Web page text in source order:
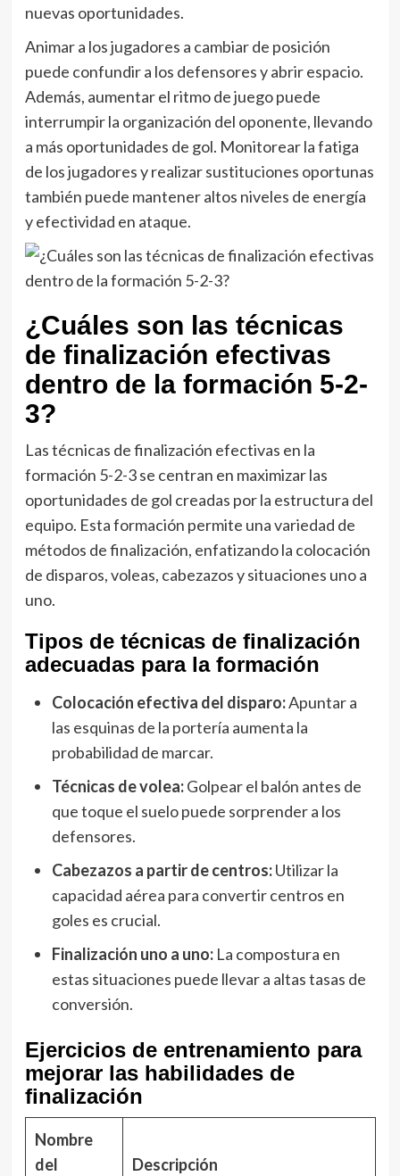
nuevas oportunidades.
Animar a los jugadores a cambiar de posición
puede confundir a los defensores y abrir espacio.
Además, aumentar el ritmo de juego puede
interrumpir la organización del oponente, llevando
a más oportunidades de gol. Monitorear la fatiga
de los jugadores y realizar sustituciones oportunas
también puede mantener altos niveles de energía
y efectividad en ataque.
¿Cuáles son las técnicas
de finalización efectivas
dentro de la formación 5-2-
3?
Las técnicas de finalización efectivas en la
formación 5-2-3 se centran en maximizar las
oportunidades de gol creadas por la estructura del
equipo. Esta formación permite una variedad de
métodos de finalización, enfatizando la colocación
de disparos, voleas, cabezazos y situaciones uno a
uno.
Tipos de técnicas de finalización
adecuadas para la formación
Colocación efectiva del disparo:Apuntar a
las esquinas de la portería aumenta la
probabilidad de marcar.
Técnicas de volea:Golpear el balón antes de
que toque el suelo puede sorprender a los
defensores.
Cabezazos a partir de centros:Utilizar la
capacidad aérea para convertir centros en
goles es crucial.
Finalización uno a uno:La compostura en
estas situaciones puede llevar a altas tasas de
conversión.
Ejercicios de entrenamiento para
mejorar las habilidades de
finalización
Nombre
del
Descripción